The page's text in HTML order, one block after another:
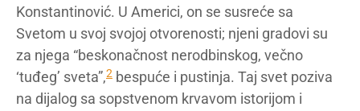
Konstantinović. U Americi, on se susreće sa
Svetom u svoj svojoj otvorenosti; njeni gradovi su
za njega “beskonačnost nerodbinskog, večno
‘tuđeg’ sveta”,2 bespuće i pustinja. Taj svet poziva
na dijalog sa sopstvenom krvavom istorijom i